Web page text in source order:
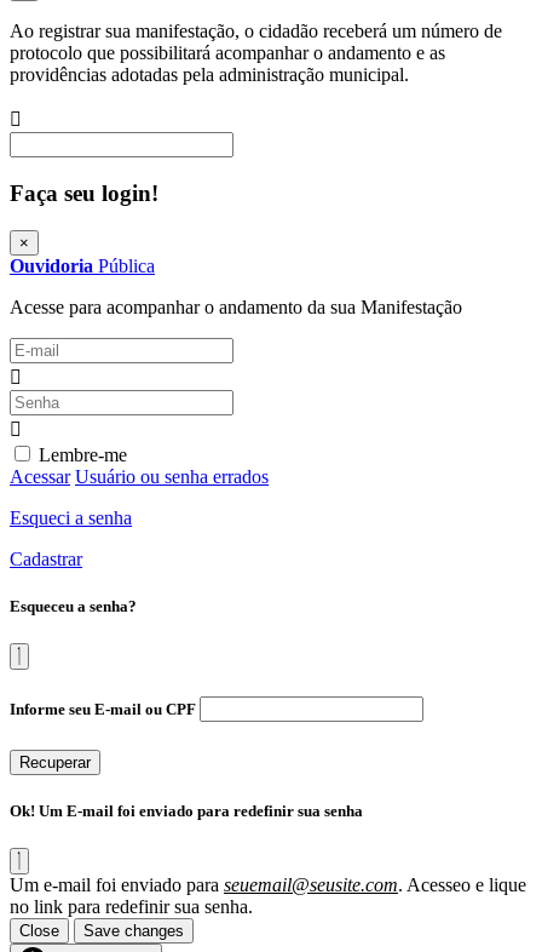
Ao registrar sua manifestação, o cidadão receberá um número de
protocolo que possibilitará acompanhar o andamento e as
providências adotadas pela administração municipal.
Faça seu login!
×
Ouvidoria Pública
Acesse para acompanhar o andamento da sua Manifestação
Lembre-me
Acessar Usuário ou senha errados
Esqueci a senha
Cadastrar
Esqueceu a senha?
Informe seu E-mail ou CPF
Recuperar
Ok! Um E-mail foi enviado para redefinir sua senha
Um e-mail foi enviado para seuemail@seusite.com. Acesseo e lique
no link para redefinir sua senha.
Close Save changes